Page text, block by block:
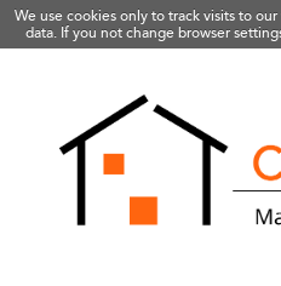
We use cookies only to track visits to
data. If you not change browser